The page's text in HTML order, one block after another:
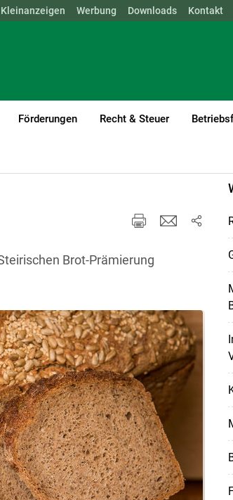
STMK TIROL VBG WIEN
Kleinanzeigen Werbung Downloads Kontakt
Förderungen Recht & Steuer
Brot-Prämierung